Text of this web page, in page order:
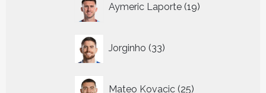
Aymeric Laporte 19
producten
Jorginho 33
producten
Mateo Kovacic 25